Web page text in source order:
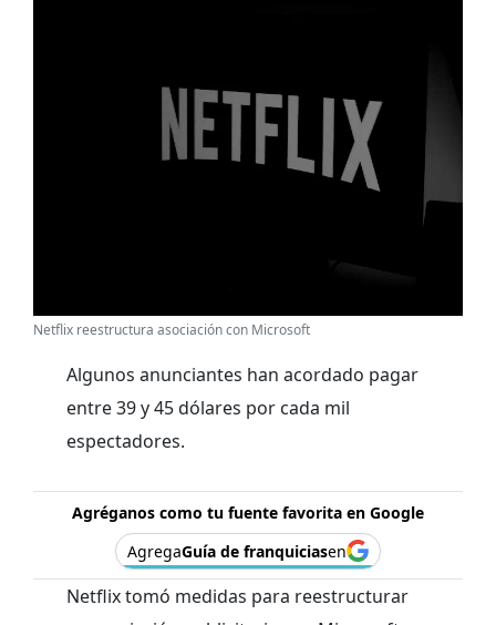
Netflix reestructura asociación con Microsoft
Algunos anunciantes han acordado pagar
entre 39 y 45 dólares por cada mil
espectadores.
Agréganos como tu fuente favorita en Google
AgregaGuía de franquiciasen
Netflix tomó medidas para reestructurar